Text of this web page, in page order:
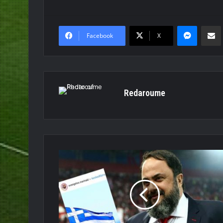
Facebook X
Redaroume
Ελλάδα»